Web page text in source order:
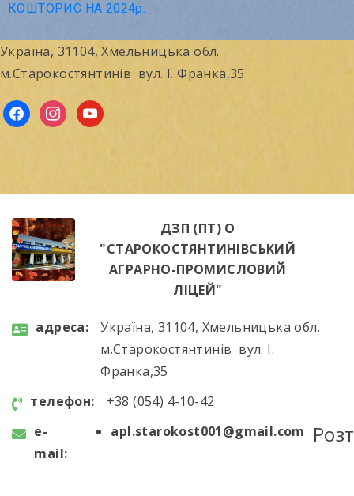
КОШТОРИС НА 2024р.
Україна, 31104, Хмельницька обл.
м.Старокостянтинів вул. І. Франка,35
ДЗП (ПТ) О
"СТАРОКОСТЯНТИНІВСЬКИЙ
АГРАРНО-ПРОМИСЛОВИЙ
ЛІЦЕЙ"
aдресa:
Україна, 31104, Хмельницька обл.
м.Старокостянтинів вул. І.
Франка,35
телефон:
+38 (054) 4-10-42
e-
mail:
apl.starokost001@gmail.com